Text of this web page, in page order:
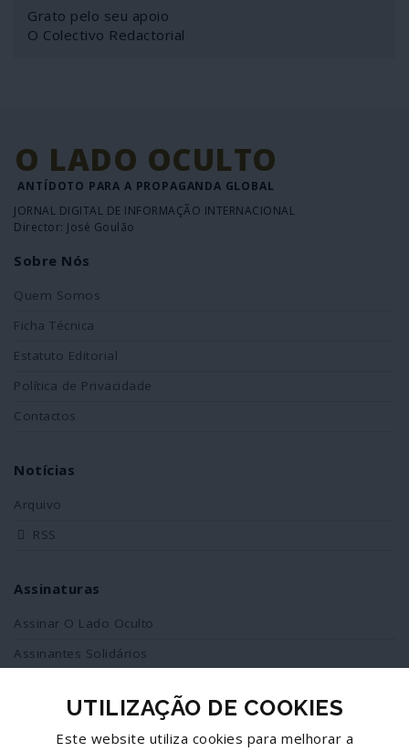
Grato pelo seu apoio
O Colectivo Redactorial
O LADO OCULTO
ANTÍDOTO PARA A PROPAGANDA GLOBAL
JORNAL DIGITAL DE INFORMAÇÃO INTERNACIONAL
Director: José Goulão
Sobre Nós
Quem Somos
Ficha Técnica
Estatuto Editorial
Política de Privacidade
Contactos
Notícias
Arquivo
RSS
Assinaturas
Assinar O Lado Oculto
Assinantes Solidários
Redes Sociais
Siga-nos no facebook
UTILIZAÇÃO DE COOKIES
Este website utiliza cookies para melhorar a